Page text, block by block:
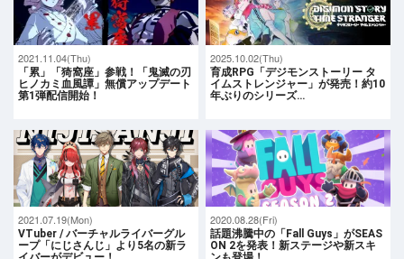
2021.11.04(Thu)
「累」「猗窩座」参戦！「鬼滅の刃
ヒノカミ血風譚」無償アップデート
第1弾配信開始！
2025.10.02(Thu)
育成RPG「デジモンストーリー タ
イムストレンジャー」が発売！約10
年ぶりのシリーズ…
2021.07.19(Mon)
VTuber / バーチャルライバーグル
ープ「にじさんじ」より5名の新ラ
2020.08.28(Fri)
話題沸騰中の「Fall Guys」がSEAS
ON 2を発表！新ステージや新スキ